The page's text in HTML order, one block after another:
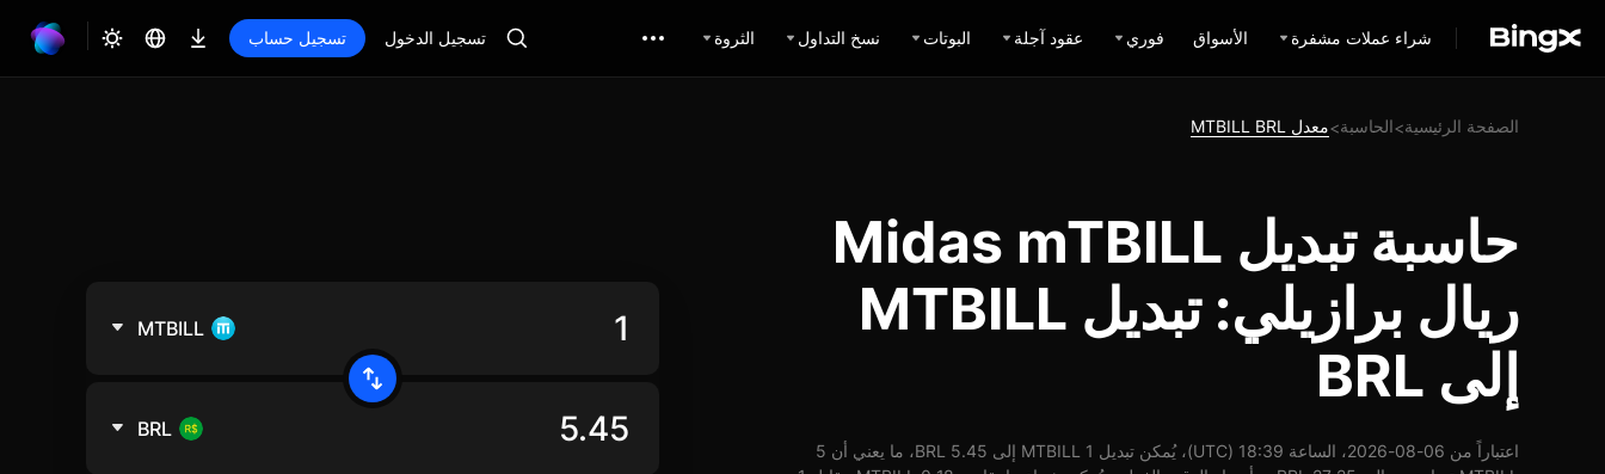
شراء عملات مشفرة الأسواق فوري عقود آجلة البوتات نسخ التداول الثروة تسجيل الدخول تسجيل حساب
الصفحة الرئيسية>الحاسبة>معدل MTBILL BRL
حاسبة تبديل Midas mTBILL
ريال برازيلي: تبديل MTBILL
إلى BRL
اعتباراً من 06-08-2026، الساعة 18:39 (UTC)، يُمكن تبديل 1 MTBILL إلى 5.45 BRL، ما يعني أن 5
MTBILL
BRL